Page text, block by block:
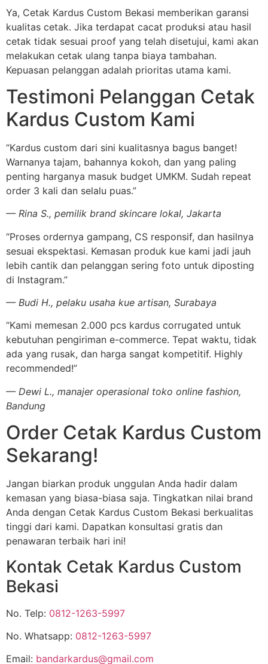
Ya, Cetak Kardus Custom Bekasi memberikan garansi
kualitas cetak. Jika terdapat cacat produksi atau hasil
cetak tidak sesuai proof yang telah disetujui, kami akan
melakukan cetak ulang tanpa biaya tambahan.
Kepuasan pelanggan adalah prioritas utama kami.
Testimoni Pelanggan Cetak
Kardus Custom Kami
“Kardus custom dari sini kualitasnya bagus banget!
Warnanya tajam, bahannya kokoh, dan yang paling
penting harganya masuk budget UMKM. Sudah repeat
order 3 kali dan selalu puas.”
— Rina S., pemilik brand skincare lokal, Jakarta
“Proses ordernya gampang, CS responsif, dan hasilnya
sesuai ekspektasi. Kemasan produk kue kami jadi jauh
lebih cantik dan pelanggan sering foto untuk diposting
di Instagram.”
— Budi H., pelaku usaha kue artisan, Surabaya
“Kami memesan 2.000 pcs kardus corrugated untuk
kebutuhan pengiriman e-commerce. Tepat waktu, tidak
ada yang rusak, dan harga sangat kompetitif. Highly
recommended!”
— Dewi L., manajer operasional toko online fashion,
Bandung
Order Cetak Kardus Custom
Sekarang!
Jangan biarkan produk unggulan Anda hadir dalam
kemasan yang biasa-biasa saja. Tingkatkan nilai brand
Anda dengan Cetak Kardus Custom Bekasi berkualitas
tinggi dari kami. Dapatkan konsultasi gratis dan
penawaran terbaik hari ini!
Kontak Cetak Kardus Custom
Bekasi
No. Telp: 0812-1263-5997
No. Whatsapp: 0812-1263-5997
Email: bandarkardus@gmail.com